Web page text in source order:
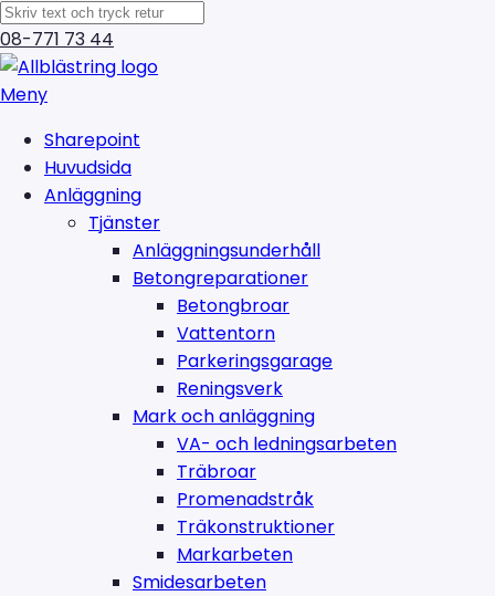
08-771 73 44
Meny
Sharepoint
Huvudsida
Anläggning
Tjänster
Anläggningsunderhåll
Betongreparationer
Betongbroar
Vattentorn
Parkeringsgarage
Reningsverk
Mark och anläggning
VA- och ledningsarbeten
Träbroar
Promenadstråk
Träkonstruktioner
Markarbeten
Smidesarbeten